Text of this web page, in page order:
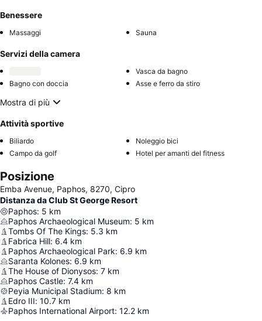
Benessere
Massaggi Sauna
Servizi della camera
Vasca da bagno
Bagno con doccia
Asse e ferro da stiro
Mostra di più
Attività sportive
Biliardo
Noleggio bici
Campo da golf
Hotel per amanti del fitness
Posizione
Emba Avenue, Paphos, 8270, Cipro
Distanza da Club St George Resort
Paphos: 5 km
Paphos Archaeological Museum: 5 km
Tombs Of The Kings: 5.3 km
Fabrica Hill: 6.4 km
Paphos Archaeological Park: 6.9 km
Saranta Kolones: 6.9 km
The House of Dionysos: 7 km
Paphos Castle: 7.4 km
Peyia Municipal Stadium: 8 km
Edro III: 10.7 km
Paphos International Airport: 12.2 km